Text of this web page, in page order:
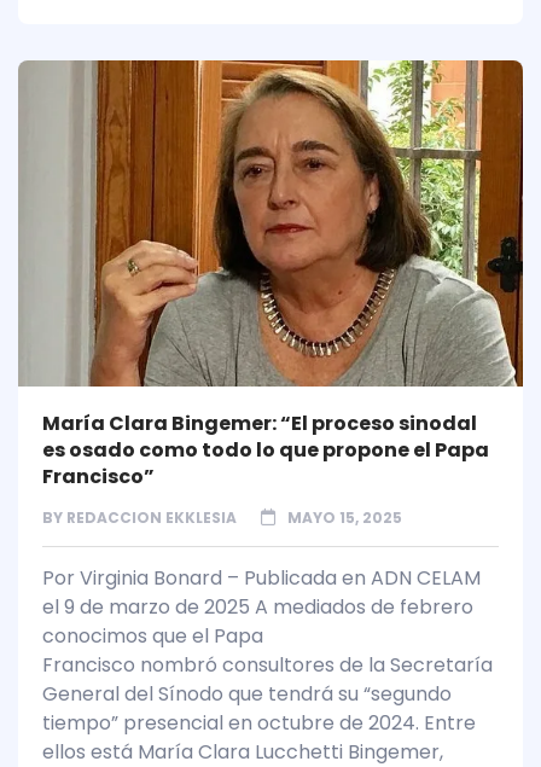
María Clara Bingemer: “El proceso sinodal
es osado como todo lo que propone el Papa
Francisco”
BY REDACCION EKKLESIA MAYO 15, 2025
Por Virginia Bonard – Publicada en ADN CELAM
el 9 de marzo de 2025 A mediados de febrero
conocimos que el Papa
Francisco nombró consultores de la Secretaría
General del Sínodo que tendrá su “segundo
tiempo” presencial en octubre de 2024. Entre
ellos está María Clara Lucchetti Bingemer,